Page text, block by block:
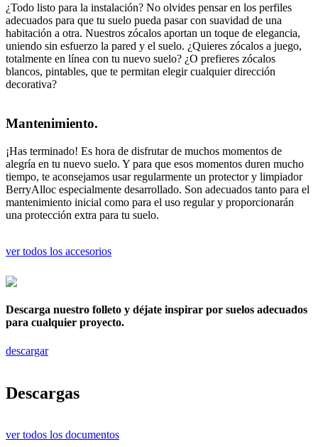
¿Todo listo para la instalación? No olvides pensar en los perfiles
adecuados para que tu suelo pueda pasar con suavidad de una
habitación a otra. Nuestros zócalos aportan un toque de elegancia,
uniendo sin esfuerzo la pared y el suelo. ¿Quieres zócalos a juego,
totalmente en línea con tu nuevo suelo? ¿O prefieres zócalos
blancos, pintables, que te permitan elegir cualquier dirección
decorativa?
Mantenimiento.
¡Has terminado! Es hora de disfrutar de muchos momentos de
alegría en tu nuevo suelo. Y para que esos momentos duren mucho
tiempo, te aconsejamos usar regularmente un protector y limpiador
BerryAlloc especialmente desarrollado. Son adecuados tanto para el
mantenimiento inicial como para el uso regular y proporcionarán
una protección extra para tu suelo.
ver todos los accesorios
Descarga nuestro folleto y déjate inspirar por suelos adecuados
para cualquier proyecto.
descargar
Descargas
ver todos los documentos